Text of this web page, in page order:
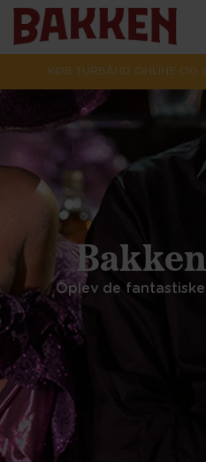
Oplev de
KØB TURBÅND ONLINE OG